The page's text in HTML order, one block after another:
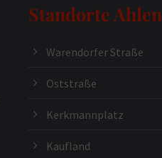
Standorte Ahlen
Warendorfer Straße
Oststraße
Kerkmannplatz
Kaufland